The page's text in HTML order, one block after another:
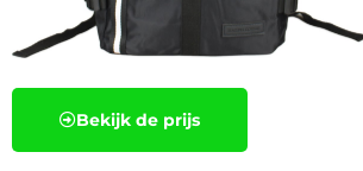
Bekijk de prijs